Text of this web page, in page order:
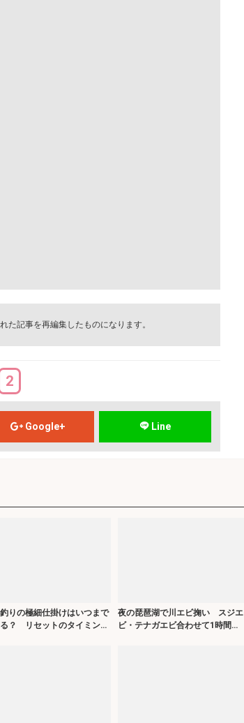
た記事を再編集したものになります。
2
Google+ Line
りの極細仕掛けはいつまで
？ リセットのタイミング
夜の琵琶湖で川エビ掬い スジエ
ビ・テナガエビ合わせて1時間で